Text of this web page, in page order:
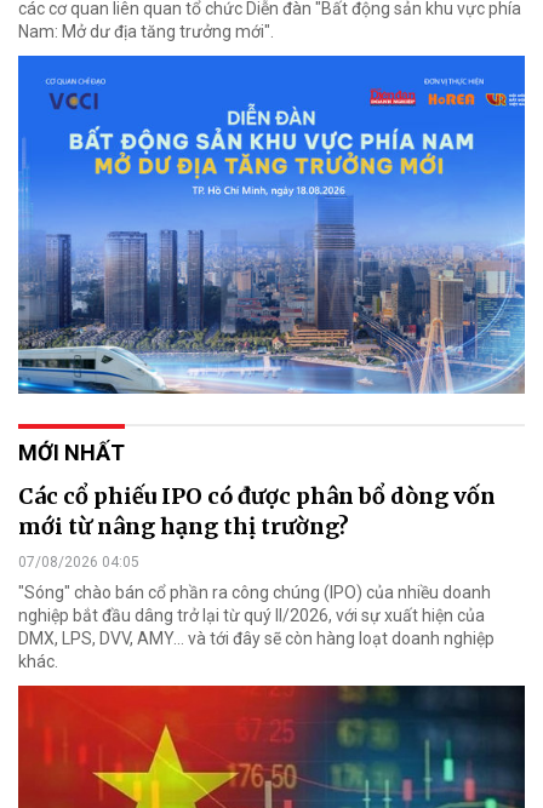
các cơ quan liên quan tổ chức Diễn đàn "Bất động sản khu vực phía
Nam: Mở dư địa tăng trưởng mới".
MỚI NHẤT
Các cổ phiếu IPO có được phân bổ dòng vốn
mới từ nâng hạng thị trường?
07/08/2026 04:05
"Sóng" chào bán cổ phần ra công chúng (IPO) của nhiều doanh
nghiệp bắt đầu dâng trở lại từ quý II/2026, với sự xuất hiện của
DMX, LPS, DVV, AMY... và tới đây sẽ còn hàng loạt doanh nghiệp
khác.